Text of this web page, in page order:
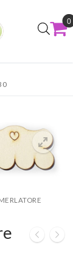
0